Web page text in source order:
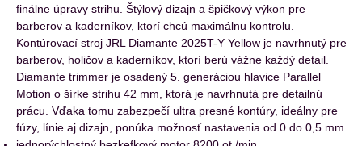
finálne úpravy strihu. Štýlový dizajn a špičkový výkon pre
barberov a kaderníkov, ktorí chcú maximálnu kontrolu.
Kontúrovací stroj JRL Diamante 2025T-Y Yellow je navrhnutý pre
barberov, holičov a kaderníkov, ktorí berú vážne každý detail.
Diamante trimmer je osadený 5. generáciou hlavice Parallel
Motion o šírke strihu 42 mm, ktorá je navrhnutá pre detailnú
prácu. Vďaka tomu zabezpečí ultra presné kontúry, ideálny pre
fúzy, línie aj dizajn, ponúka možnosť nastavenia od 0 do 0,5 mm.